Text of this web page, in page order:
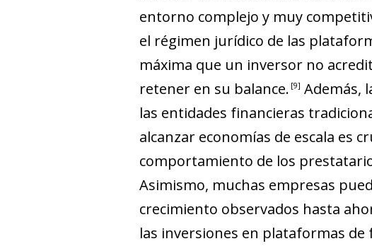
entorno complejo y muy
el régimen jurídico de las
máxima que un inversor no
retener en su balance. 9 Además,
las entidades financieras
alcanzar economías de escala es
comportamiento de los
Asimismo, muchas empresas
crecimiento observados hasta
las inversiones en plataformas